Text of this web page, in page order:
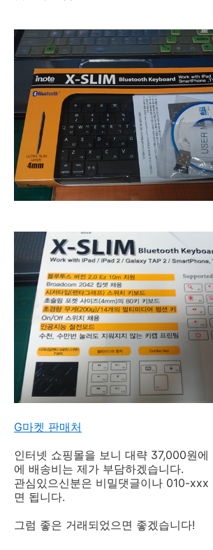
G마켓 판매처
인터넷 쇼핑몰을 보니 대략 37,000원에
에 배송비는 제가 부담하겠습니다.
관심있으신분은 비밀댓글이나 010-xxx
면 됩니다.
그럼 좋은 거래되었으면 좋겠습니다!